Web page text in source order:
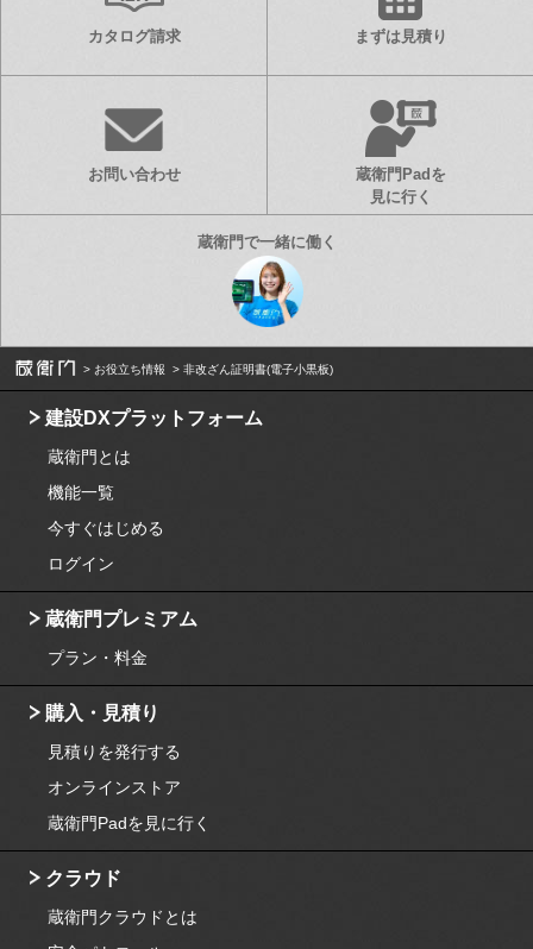
カタログ請求 まずは見積り
お問い合わせ
蔵衛門Padを
見に行く
お役立ち情報 非改ざん証明書(電子小黒板)
建設DXプラットフォーム
蔵衛門とは
機能一覧
今すぐはじめる
ログイン
蔵衛門プレミアム
プラン・料金
購入・見積り
見積りを発行する
オンラインストア
蔵衛門Padを見に行く
クラウド
蔵衛門クラウドとは